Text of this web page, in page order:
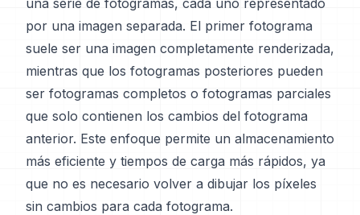
una serie de fotogramas, cada uno representado
por una imagen separada. El primer fotograma
suele ser una imagen completamente renderizada,
mientras que los fotogramas posteriores pueden
ser fotogramas completos o fotogramas parciales
que solo contienen los cambios del fotograma
anterior. Este enfoque permite un almacenamiento
más eficiente y tiempos de carga más rápidos, ya
que no es necesario volver a dibujar los píxeles
sin cambios para cada fotograma.